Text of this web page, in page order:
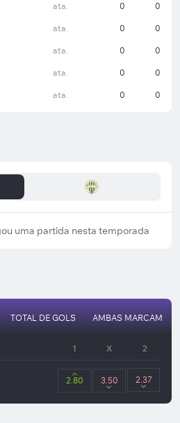
ata. 0 0
ata. 0 0
ata. 0 0
ata. 0 0
ata. 0 0
uma partida nesta temporada
TOTAL DE GOLS AMBAS MARCAM
1 X 2
2.80 3.50 2.37